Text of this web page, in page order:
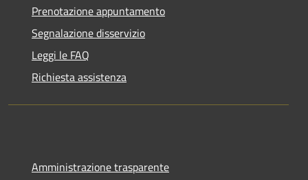
Prenotazione appuntamento
Segnalazione disservizio
Leggi le FAQ
Richiesta assistenza
Amministrazione trasparente